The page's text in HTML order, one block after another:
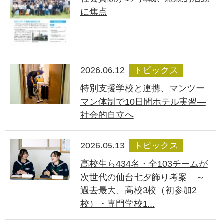
に焦点
2026.06.12
トピックス
特別支援学校と連携、マンツー
マン体制で10日間ホテル実習―
社会的自立へ
2026.05.13
トピックス
高校生ら434名・全103チームが
次世代の仙台七夕飾り考案 ～
過去最大、高校3校（初参加2
校）・専門学校1...